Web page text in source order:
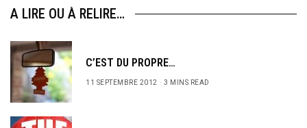
A LIRE OU À RELIRE…
C’EST DU PROPRE…
11 SEPTEMBRE 2012 3 MINS READ